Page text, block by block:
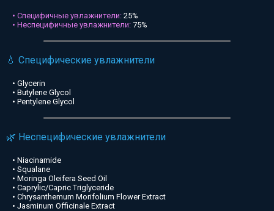
• Специфичные увлажнители: 25%
• Неспецифичные увлажнители: 75%
💧 Специфические увлажнители
• Glycerin
• Butylene Glycol
• Pentylene Glycol
🌿 Неспецифические увлажнители
• Niacinamide
• Squalane
• Moringa Oleifera Seed Oil
• Caprylic/Capric Triglyceride
• Chrysanthemum Morifolium Flower Extract
• Jasminum Officinale Extract